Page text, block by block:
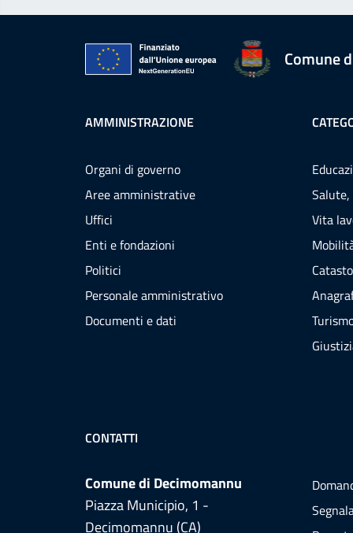
Comune
AMMINISTRAZIONE
Organi di governo
Aree amministrative
Uffici
Enti e fondazioni
Politici
Personale amministrativo
Documenti e dati
Salute,
Vita
CONTATTI
Comune di Decimomannu
Piazza Municipio, 1 -
Decimomannu (CA)